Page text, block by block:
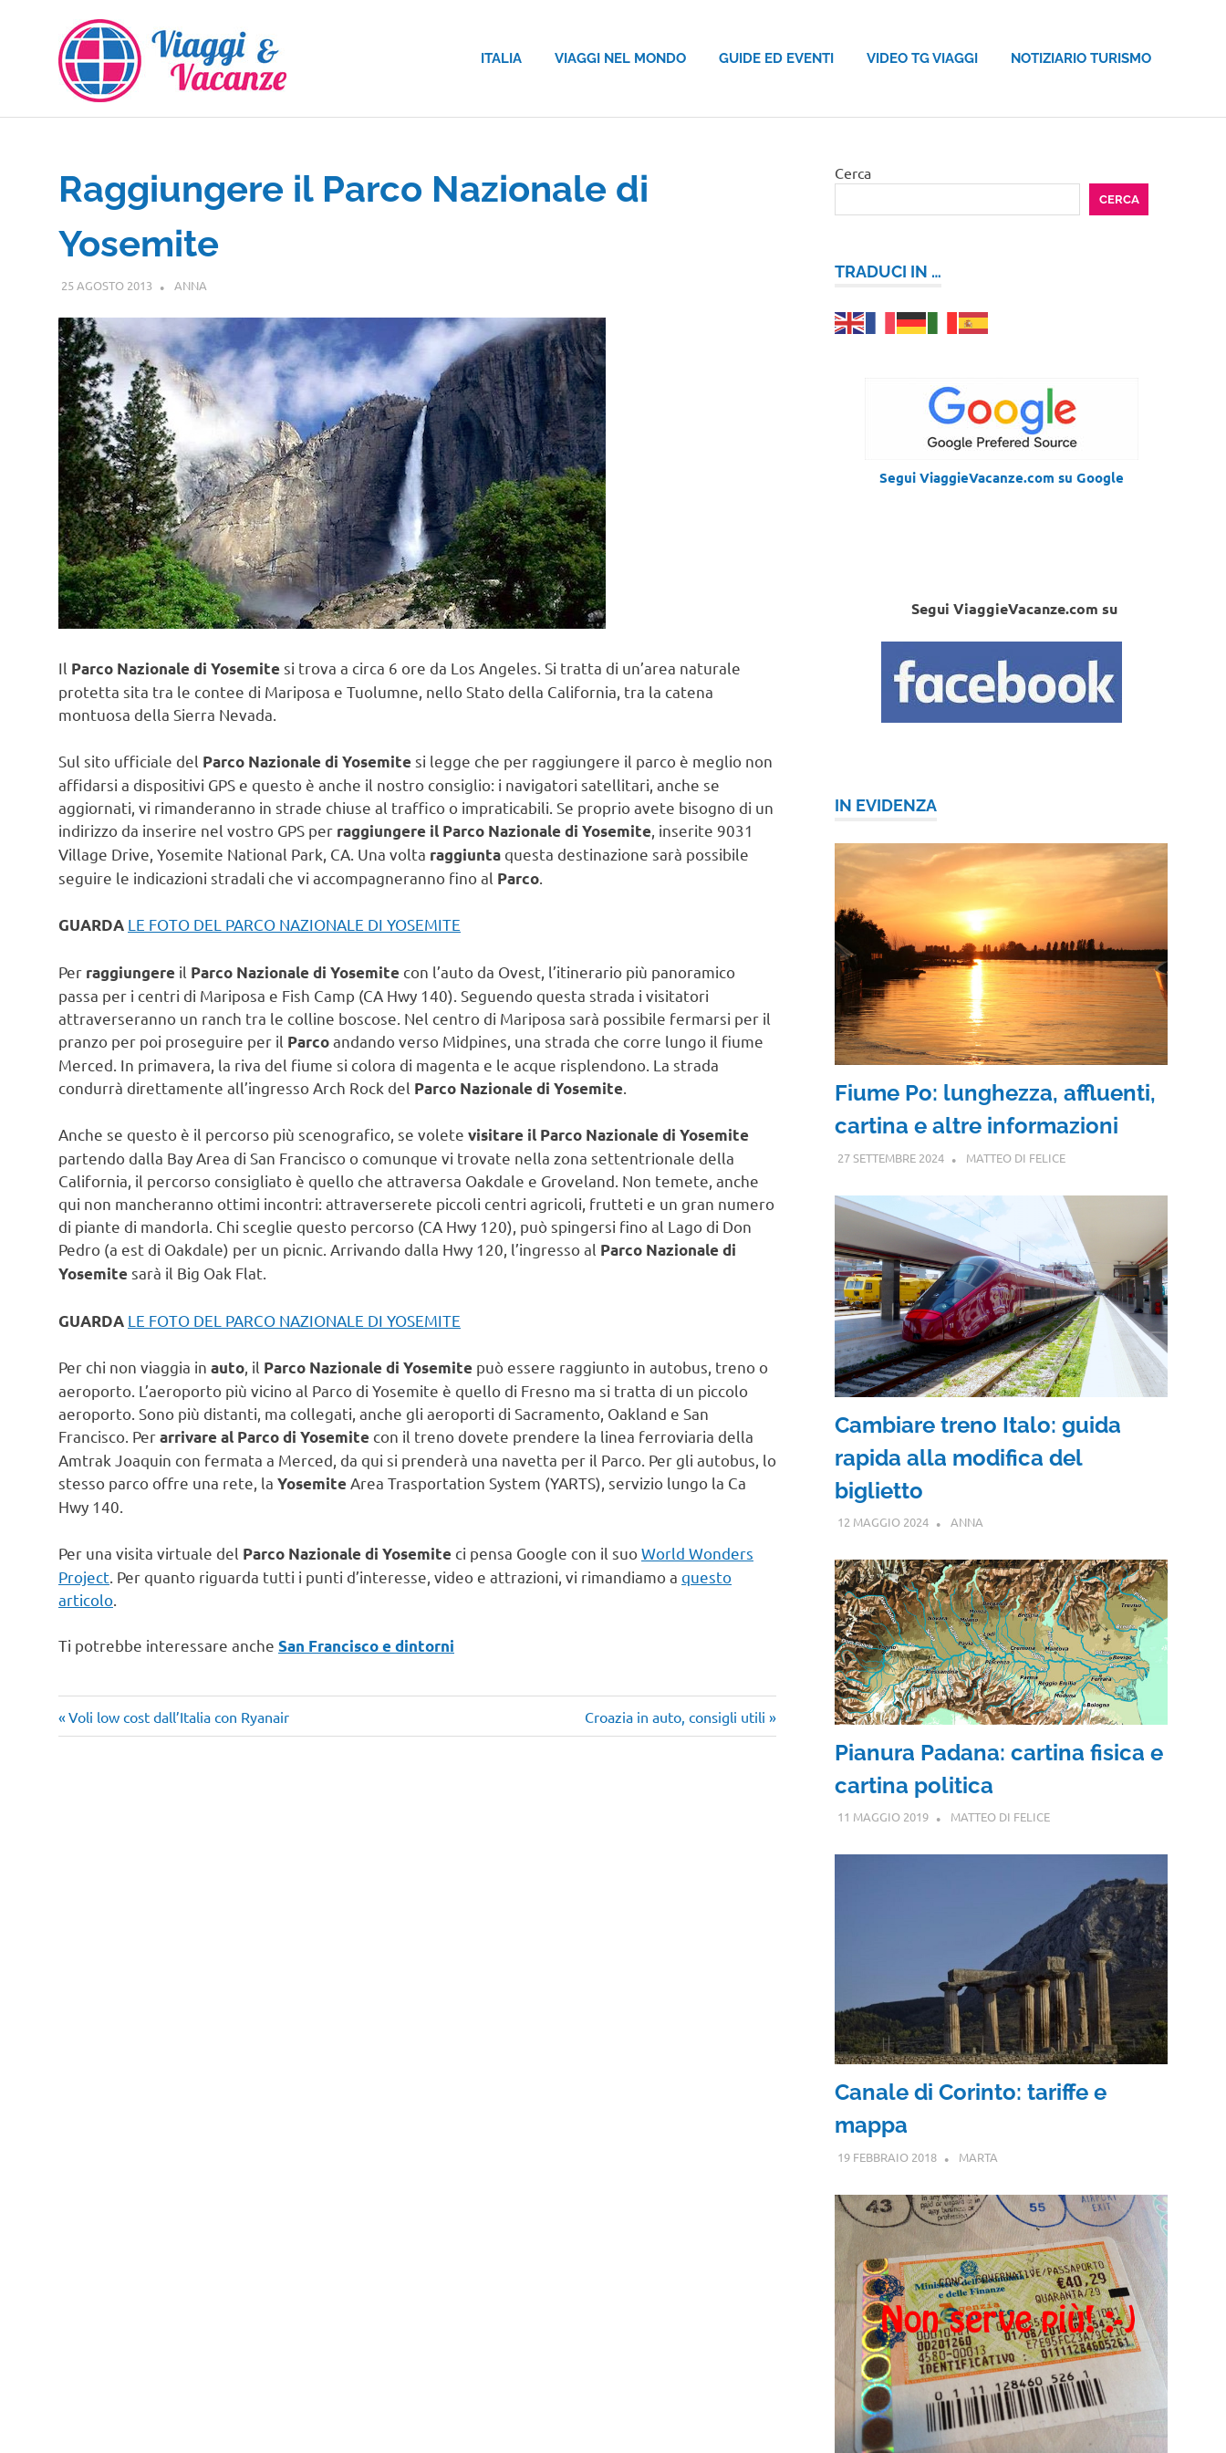
contenuto
ITALIA VIAGGI NEL MONDO GUIDE ED EVENTI VIDEO TG VIAGGI NOTIZIARIO TURISMO
Raggiungere il Parco Nazionale di
Yosemite
25 AGOSTO 2013 ANNA
Il Parco Nazionale di Yosemite si trova a circa 6 ore da Los Angeles. Si tratta di un’area naturale
protetta sita tra le contee di Mariposa e Tuolumne, nello Stato della California, tra la catena
montuosa della Sierra Nevada.
Sul sito ufficiale del Parco Nazionale di Yosemite si legge che per raggiungere il parco è meglio non
affidarsi a dispositivi GPS e questo è anche il nostro consiglio: i navigatori satellitari, anche se
aggiornati, vi rimanderanno in strade chiuse al traffico o impraticabili. Se proprio avete bisogno di un
indirizzo da inserire nel vostro GPS per raggiungere il Parco Nazionale di Yosemite , inserite 9031
Village Drive, Yosemite National Park, CA. Una volta raggiunta questa destinazione sarà possibile
seguire le indicazioni stradali che vi accompagneranno fino al Parco
GUARDA LE FOTO DEL PARCO NAZIONALE DI YOSEMITE
Per raggiungere il Parco Nazionale di Yosemite con l’auto da Ovest, l’itinerario più panoramico
passa per i centri di Mariposa e Fish Camp (CA Hwy 140). Seguendo questa strada i visitatori
attraverseranno un ranch tra le colline boscose. Nel centro di Mariposa sarà possibile fermarsi per il
pranzo per poi proseguire per il Parcoandando verso Midpines, una strada che corre lungo il fiume
Merced. In primavera, la riva del fiume si colora di magenta e le acque risplendono. La strada
condurrà direttamente all’ingresso Arch Rock del Parco Nazionale di Yosemite
Anche se questo è il percorso più scenografico, se volete visitare il Parco Nazionale di Yosemite
partendo dalla Bay Area di San Francisco o comunque vi trovate nella zona settentrionale della
California, il percorso consigliato è quello che attraversa Oakdale e Groveland. Non temete, anche
qui non mancheranno ottimi incontri: attraverserete piccoli centri agricoli, frutteti e un gran numero
di piante di mandorla. Chi sceglie questo percorso (CA Hwy 120), può spingersi fino al Lago di Don
Pedro (a est di Oakdale) per un picnic. Arrivando dalla Hwy 120, l’ingresso al Parco Nazionale di
Yosemite sarà il Big Oak Flat.
GUARDA LE FOTO DEL PARCO NAZIONALE DI YOSEMITE
Per chi non viaggia in auto, il Parco Nazionale di Yosemite può essere raggiunto in autobus, treno o
aeroporto. L’aeroporto più vicino al Parco di Yosemite è quello di Fresno ma si tratta di un piccolo
aeroporto. Sono più distanti, ma collegati, anche gli aeroporti di Sacramento, Oakland e San
Francisco. Perarrivare al Parco di Yosemite con il treno dovete prendere la linea ferroviaria della
Amtrak Joaquin con fermata a Merced, da qui si prenderà una navetta per il Parco. Per gli autobus, lo
stesso parco offre una rete, la YosemiteArea Trasportation System (YARTS), servizio lungo la Ca
Hwy 140.
Per una visita virtuale del Parco Nazionale di Yosemite ci pensa Google con il suoWorld Wonders
Project . Per quanto riguarda tutti i punti d’interesse, video e attrazioni, vi rimandiamo a questo
articolo
Ti potrebbe interessare anche San Francisco e dintorni
Navigazione
Articolo
precedente:
Voli low cost dall’Italia con Ryanair
Articolo
successivo:
Croazia in auto, consigli utili
Cerca
CERCA
TRADUCI IN …
Segui ViaggieVacanze.com su Google
Segui ViaggieVacanze.com su
IN EVIDENZA
Fiume Po: lunghezza, affluenti,
cartina e altre informazioni
27 SETTEMBRE 2024 MATTEO DI FELICE
Cambiare treno Italo: guida
rapida alla modifica del
biglietto
12 MAGGIO 2024 ANNA
Pianura Padana: cartina fisica e
cartina politica
11 MAGGIO 2019 MATTEO DI FELICE
Canale di Corinto: tariffe e
mappa
19 FEBBRAIO 2018 MARTA